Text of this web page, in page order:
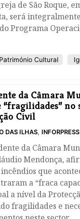
de São Roque,
será
Programa
Cultural
da Câmara
“fragilidades” no
Civil
DAS ILHAS, INFORPRESS
da Câmara
Mendonça,
que
a “fraca
a nível da
fragilidades e